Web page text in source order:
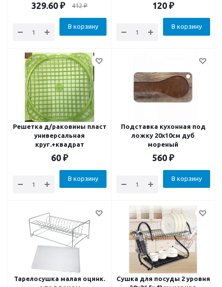
329.60 ₽ 412₽
В корзину
120 ₽
В корзину
Решетка д/раковины пласт
универсальная
круг.+квадрат
60 ₽
В корзину
Подставка кухонная под
ложку 20х10см дуб
мореный
560 ₽
В корзину
Тарелосушка малая оцинк.
Сушка для посуды 2 уровня